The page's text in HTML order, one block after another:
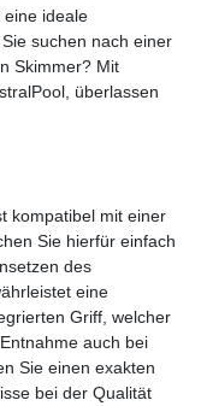
eine ideale
suchen nach einer
Skimmer? Mit
überlassen
kompatibel mit einer
Sie hierfür einfach
des
eine
Griff, welcher
auch bei
Sie einen exakten
bei der Qualität